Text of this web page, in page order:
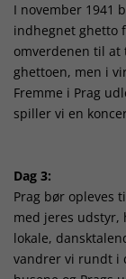
I november 1941
indhegnet ghetto
omverdenen til at
ghettoen, men i
Fremme i Prag
spiller vi en
Dag 3:
Prag bør opleves
med jeres
lokale,
vandrer vi rundt i